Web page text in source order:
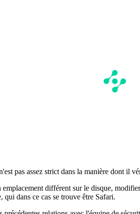
pas assez strict dans la manière dont il
différent sur le disque,
dans ce cas se trouve être Safari.